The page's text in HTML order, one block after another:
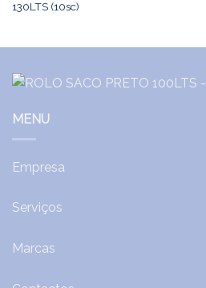
130LTS (10sc)
MENU
Empresa
Serviços
Marcas